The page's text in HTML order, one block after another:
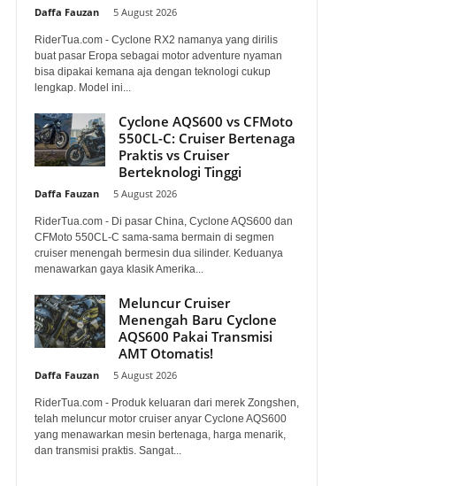
Daffa Fauzan 5 August 2026
RiderTua.com - Cyclone RX2 namanya yang dirilis
buat pasar Eropa sebagai motor adventure nyaman
bisa dipakai kemana aja dengan teknologi cukup
lengkap. Model ini...
Cyclone AQS600 vs CFMoto
550CL-C: Cruiser Bertenaga
Praktis vs Cruiser
Berteknologi Tinggi
Daffa Fauzan 5 August 2026
RiderTua.com - Di pasar China, Cyclone AQS600 dan
CFMoto 550CL-C sama-sama bermain di segmen
cruiser menengah bermesin dua silinder. Keduanya
menawarkan gaya klasik Amerika...
Meluncur Cruiser
Menengah Baru Cyclone
AQS600 Pakai Transmisi
AMT Otomatis!
Daffa Fauzan 5 August 2026
RiderTua.com - Produk keluaran dari merek Zongshen,
telah meluncur motor cruiser anyar Cyclone AQS600
yang menawarkan mesin bertenaga, harga menarik,
dan transmisi praktis. Sangat...